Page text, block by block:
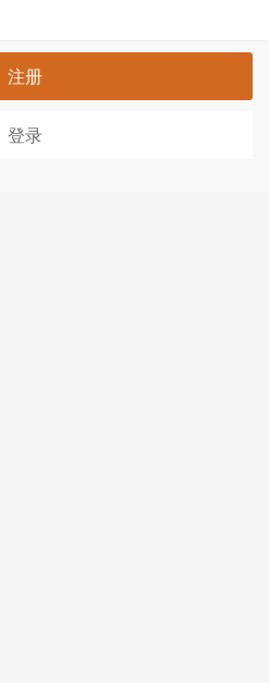
注册
登录